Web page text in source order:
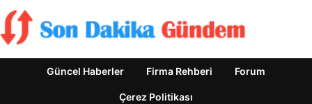
Güncel Haberler Firma Rehberi Forum
Çerez Politikası